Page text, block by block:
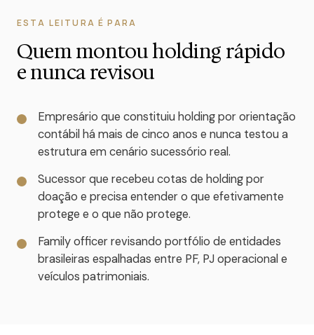
ESTA LEITURA É PARA
Quem montou holding rápido
e nunca revisou
Empresário que constituiu holding por orientação
contábil há mais de cinco anos e nunca testou a
estrutura em cenário sucessório real.
Sucessor que recebeu cotas de holding por
doação e precisa entender o que efetivamente
protege e o que não protege.
Family officer revisando portfólio de entidades
brasileiras espalhadas entre PF, PJ operacional e
veículos patrimoniais.